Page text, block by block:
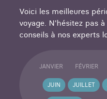
les meilleurs spots de
vos activités, du safari
alpine, pour que ce
concevoir votre
embarquez pour
Voici les meilleures
voyage. N'hésitez pas
conseils à nos experts
JANVIER FÉVRIER
JUIN JUILLET